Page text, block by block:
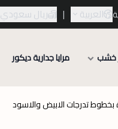
العربية | ريال سعودي
خشب مرايا جدارية ديكور
تدرجات الابيض والاسود